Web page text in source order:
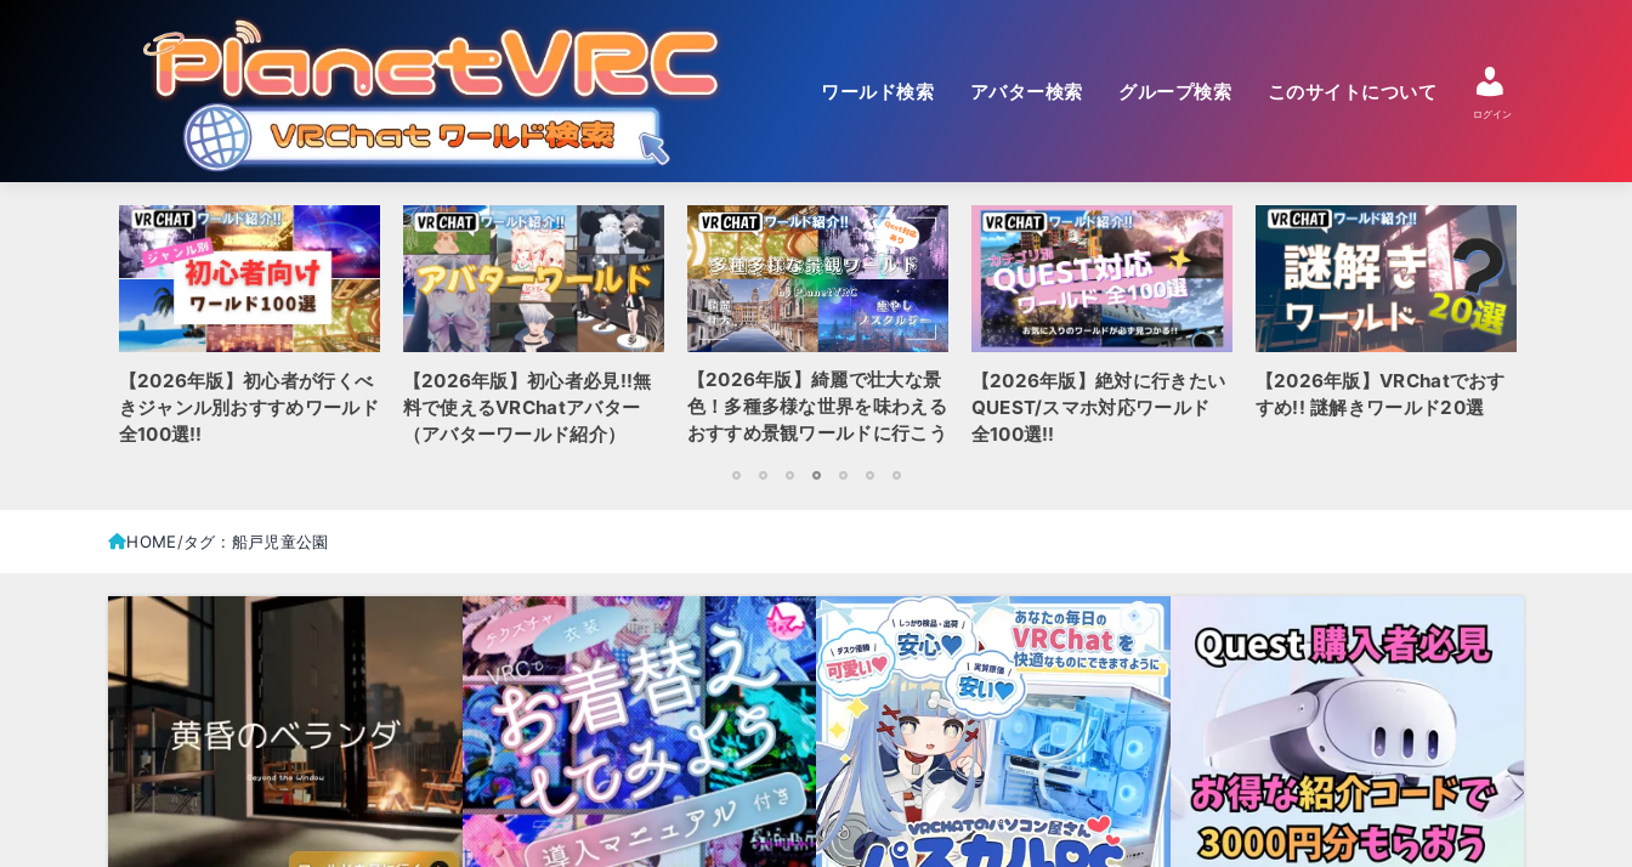
ワールド検索 アバター検索 グループ検索 このサイトについて
ログイン
【2026年版】初心者が行くべ
きジャンル別おすすめワールド
全100選!!
【2026年版】初心者必見!!無
料で使えるVRChatアバター
（アバターワールド紹介）
【2026年版】綺麗で壮大な景
色！多種多様な世界を味わえる
おすすめ景観ワールドに行こう
【2026年版】絶対に行きたい
QUEST/スマホ対応ワールド
全100選!!
【2026年版】VRChatでおす
すめ!! 謎解きワールド20選
HOME タグ : 船戸児童公園